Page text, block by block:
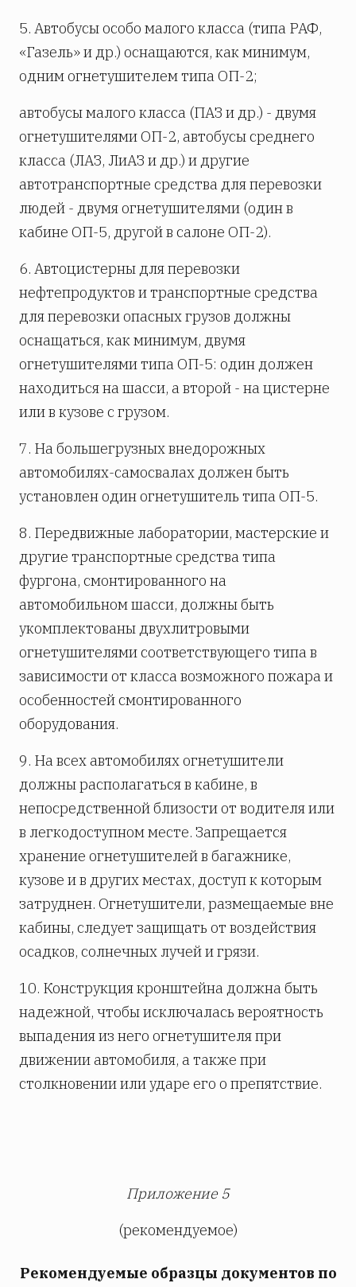
5. Автобусы особо малого класса (типа РАФ,
«Газель» и др.) оснащаются, как минимум,
одним огнетушителем типа ОП-2;
автобусы малого класса (ПАЗ и др.) - двумя
огнетушителями ОП-2, автобусы среднего
класса (ЛАЗ, ЛиАЗ и др.) и другие
автотранспортные средства для перевозки
людей - двумя огнетушителями (один в
кабине ОП-5, другой в салоне ОП-2).
6. Автоцистерны для перевозки
нефтепродуктов и транспортные средства
для перевозки опасных грузов должны
оснащаться, как минимум, двумя
огнетушителями типа ОП-5: один должен
находиться на шасси, а второй - на цистерне
или в кузове с грузом.
7. На большегрузных внедорожных
автомобилях-самосвалах должен быть
установлен один огнетушитель типа ОП-5.
8. Передвижные лаборатории, мастерские и
другие транспортные средства типа
фургона, смонтированного на
автомобильном шасси, должны быть
укомплектованы двухлитровыми
огнетушителями соответствующего типа в
зависимости от класса возможного пожара и
особенностей смонтированного
оборудования.
9. На всех автомобилях огнетушители
должны располагаться в кабине, в
непосредственной близости от водителя или
в легкодоступном месте. Запрещается
хранение огнетушителей в багажнике,
кузове и в других местах, доступ к которым
затруднен. Огнетушители, размещаемые вне
кабины, следует защищать от воздействия
осадков, солнечных лучей и грязи.
10. Конструкция кронштейна должна быть
надежной, чтобы исключалась вероятность
выпадения из него огнетушителя при
движении автомобиля, а также при
столкновении или ударе его о препятствие.
Приложение 5
(рекомендуемое)
Рекомендуемые образцы документов по